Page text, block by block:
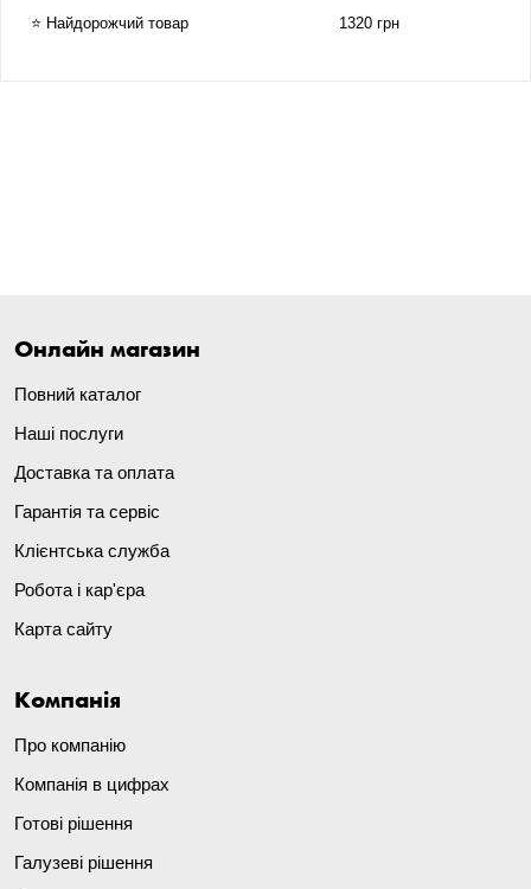
⭐ Найдорожчий товар 1320 грн
Онлайн магазин
Повний каталог
Наші послуги
Доставка та оплата
Гарантія та сервіс
Клієнтська служба
Робота і кар'єра
Карта сайту
Компанія
Про компанію
Компанія в цифрах
Готові рішення
Галузеві рішення